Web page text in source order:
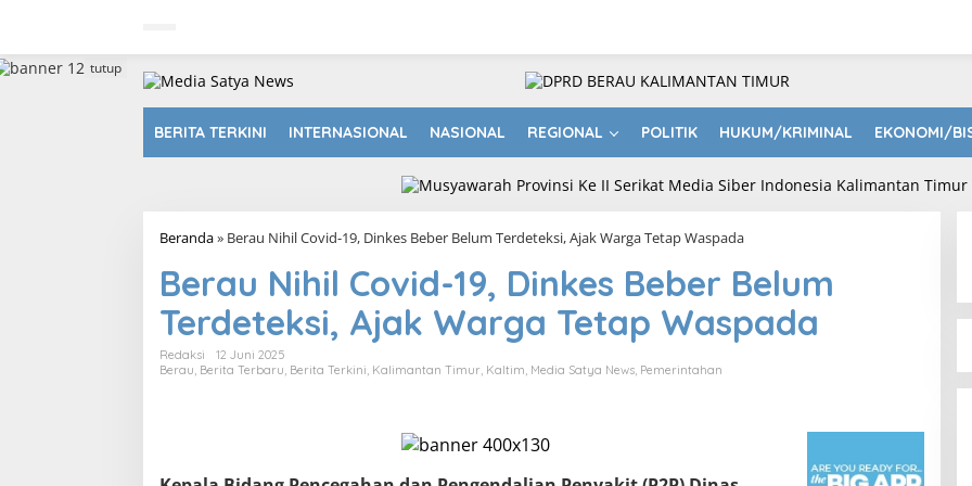
a
BERITA TERKINI INTERNASIONAL NASIONAL REGIONAL POLITIK HUKUM/KRIMINAL EKONOMI/
tutup
Beranda» Berau Nihil Covid-19, Dinkes Beber Belum Terdeteksi, Ajak Warga Tetap Waspada
Berau Nihil Covid-19, Dinkes Beber Belum
Terdeteksi, Ajak Warga Tetap Waspada
Redaksi
12 Juni 2025
Berau Berita Terbaru Berita Terkini Kalimantan Timur Kaltim Media Satya News Pemerintahan